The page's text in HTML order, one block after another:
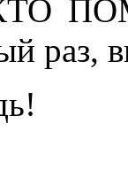
раз,